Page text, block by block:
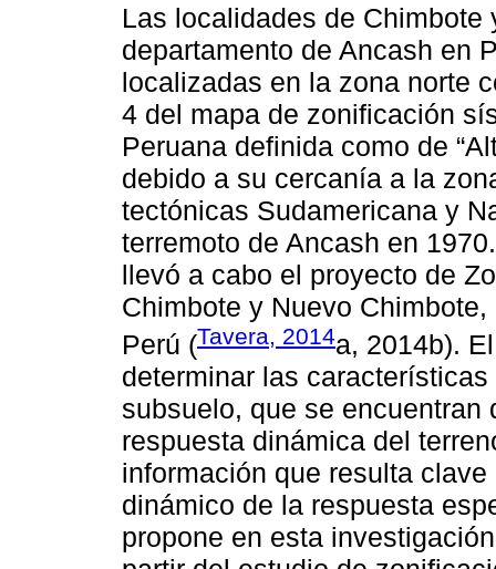
Las localidades de Chimbote
departamento de Ancash en
localizadas en la zona norte
4 del mapa de zonificación
Peruana definida como de
debido a su cercanía a la
tectónicas Sudamericana y
terremoto de Ancash en
llevó a cabo el proyecto de
Chimbote y Nuevo
Perú (Tavera, 2014a, 2014b).
determinar las
subsuelo, que se
respuesta dinámica del
información que resulta
dinámico de la respuesta
propone en esta